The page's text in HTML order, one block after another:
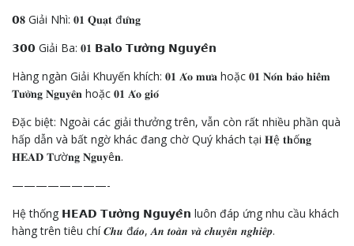
𝟬𝟖 Giải Nhì: 𝟎𝟏 𝐐𝐮𝐚̣𝐭 đ𝐮̛́𝐧𝐠
𝟯𝟬𝟬 Giải Ba: 𝟎𝟏 𝗕𝗮𝗹𝗼 𝗧𝘂̛𝗼̛̀𝗻𝗴 𝗡𝗴𝘂𝘆𝗲̂𝗻
Hàng ngàn Giải Khuyến khích: 𝟎𝟏 𝐀́𝐨 𝐦𝐮̛𝐚 hoặc 𝟎𝟏 𝐍𝐨́𝐧 𝐛𝐚̉𝐨 𝐡𝐢𝐞̂̉𝐦
𝐓𝐮̛𝐨̛̀𝐧𝐠 𝐍𝐠𝐮𝐲𝐞̂𝐧 hoặc 𝟎𝟏 𝐀́𝐨 𝐠𝐢𝐨́
Đặc biệt: Ngoài các giải thưởng trên, vẫn còn rất nhiều phần quà
hấp dẫn và bất ngờ khác đang chờ Quý khách tại 𝐇ệ 𝐭𝐡ố𝐧𝐠
𝐇𝐄𝐀𝐃 𝐓ườ𝐧𝐠 𝐍𝐠𝐮𝐲ê𝐧.
————————-
Hệ thống 𝗛𝗘𝗔𝗗 𝗧𝘂̛𝗼̛̀𝗻𝗴 𝗡𝗴𝘂𝘆𝗲̂𝗻 luôn đáp ứng nhu cầu khách
hàng trên tiêu chí 𝑪𝒉𝒖 đ𝒂́𝒐, 𝑨𝒏 𝒕𝒐𝒂̀𝒏 𝒗𝒂̀ 𝒄𝒉𝒖𝒚𝒆̂𝒏 𝒏𝒈𝒉𝒊𝒆̂𝒑.